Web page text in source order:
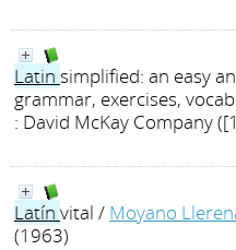
Latin simplified: an easy
grammar, exercises,
: David McKay Company
Latín vital / Moyano
(1963)